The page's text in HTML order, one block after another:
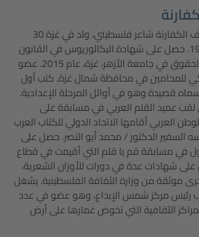
فهد يوسف الكفارنة شاعر فلسطيني، ولد في غزة 30
أكتوبر 1992. حصل على شهادة البكالوريوس في القانون
من كلية الحقوق في جامعة الأزهر، غزة، عام 2015. عضو
للمحامين في محافظة شمال غزة. كتب أول
قصيدة وهو في أوائل المرحلة الإعدادية.
عميد القلم العربي في مسابقة على
العربي أقامها الاتحاد الدولي للكتاب العرب
السفير الدكتور / محمد أبو النصر. حصل على
في مسابقة قم يا قلم التي أقيمت في قطاع
شهادات عدة في دورات للأوزان الشعرية،
موثقة من وزارة الثقافة الفلسطينية. يشغل
رئيس مركز شمس الإبداع، وهو عضو في عدد
الثقافية التي تخوض غمارها على أرض